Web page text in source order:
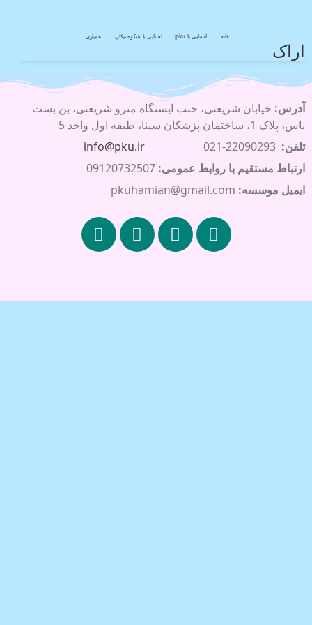
خانه آشنایی با pku آشنایی با شکوه نیکان همیاری
اراک
آدرس: خیابان شریعتی، جنب ایستگاه مترو شریعتی، بن بست
یاس، پلاک 1، ساختمان پزشکان سینا، طبقه اول واحد 5
تلفن:
info@pku.ir
ارتباط مستقیم با روابط عمومی: 09120732507
ایمیل موسسه: